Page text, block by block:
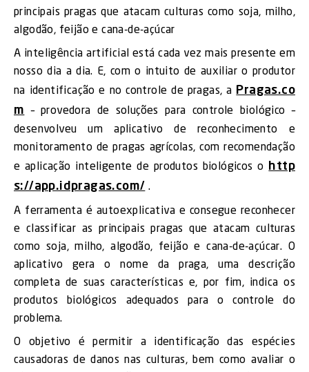
principais pragas que atacam culturas como soja, milho,
algodão, feijão e cana-de-açúcar
A inteligência artificial está cada vez mais presente em
nosso dia a dia. E, com o intuito de auxiliar o produtor
na identificação e no controle de pragas, a Pragas.co
m – provedora de soluções para controle biológico –
desenvolveu um aplicativo de reconhecimento e
monitoramento de pragas agrícolas, com recomendação
e aplicação inteligente de produtos biológicos o
http
s://app.idpragas.com/ .
A ferramenta é autoexplicativa e consegue reconhecer
e classificar as principais pragas que atacam culturas
como soja, milho, algodão, feijão e cana-de-açúcar. O
aplicativo gera o nome da praga, uma descrição
completa de suas características e, por fim, indica os
produtos biológicos adequados para o controle do
problema.
O objetivo é permitir a identificação das espécies
causadoras de danos nas culturas, bem como avaliar o